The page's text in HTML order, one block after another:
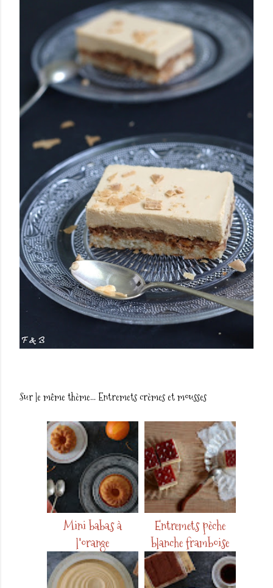
Sur le même thème... Entremets crèmes et mousses
Mini babas à
l'orange
Entremets pèche
blanche framboise